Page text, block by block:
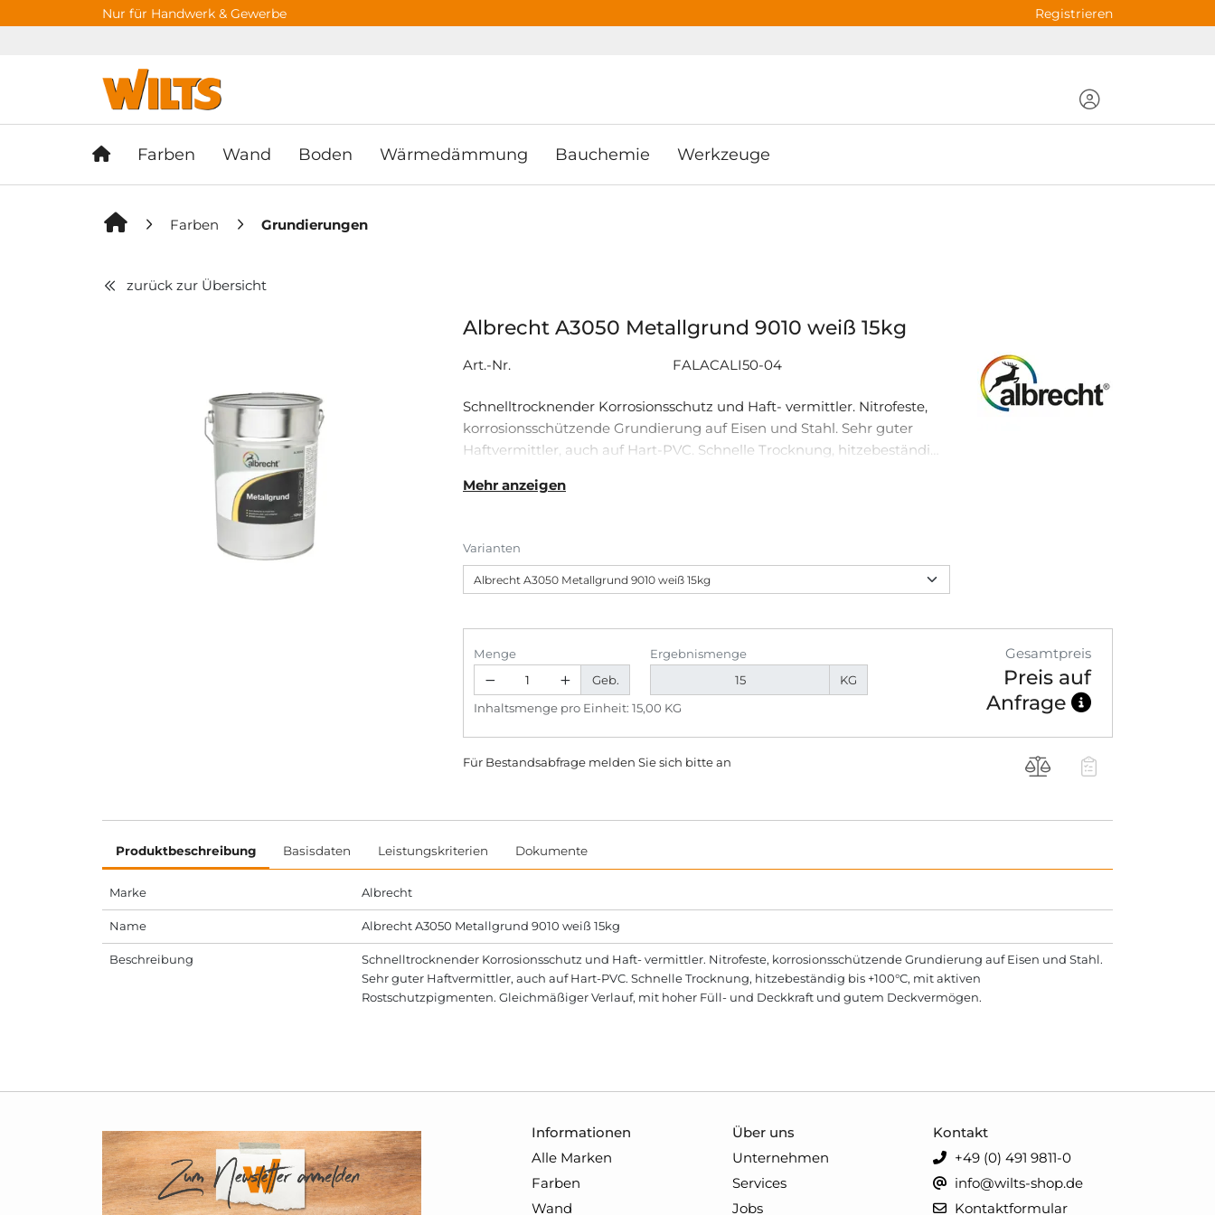
Springe zu Hauptinhalt Springe zum Header
Nur für Handwerk & Gewerbe Registrieren
Farben Wand Boden Wärmedämmung Bauchemie Werkzeuge
Farben Grundierungen
zurück zur Übersicht
Albrecht A3050 Metallgrund 9010 weiß 15kg
Art.-Nr. FALACALI50-04
Schnelltrocknender Korrosionsschutz und Haft- vermittler. Nitrofeste,
korrosionsschützende Grundierung auf Eisen und Stahl. Sehr guter
Haftvermittler, auch auf Hart-PVC. Schnelle Trocknung, hitzebeständig
mit hoher Füll- und Deckkraft und gutem Deckvermögen.
Mehr anzeigen
Varianten
Menge
Geb.
Ergebnismenge
KG
Inhaltsmenge pro Einheit: 15,00 KG
Gesamtpreis
Preis auf
Anfrage
Für Bestandsabfrage melden Sie sich bittean
Produktbeschreibung Basisdaten Leistungskriterien Dokumente
Marke Albrecht
Name Albrecht A3050 Metallgrund 9010 weiß 15kg
Beschreibung
Schnelltrocknender Korrosionsschutz und Haft- vermittler. Nitrofeste, korrosionsschützende Grundierung auf Eisen und Stahl.
Sehr guter Haftvermittler, auch auf Hart-PVC. Schnelle Trocknung, hitzebeständig bis +100°C, mit aktiven
Rostschutzpigmenten. Gleichmäßiger Verlauf, mit hoher Füll- und Deckkraft und gutem Deckvermögen.
Informationen
Alle Marken
Farben
Wand
Über uns
Unternehmen
Services
Jobs
Kontakt
+49 (0) 491 9811-0
info@wilts-shop.de
Kontaktformular